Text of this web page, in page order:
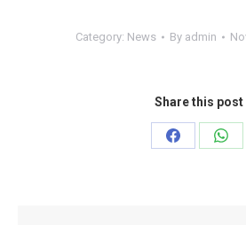
Category: News By admin
Share this post
Share
Share